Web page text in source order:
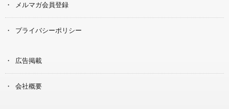
メルマガ会員登録
プライバシーポリシー
広告掲載
会社概要